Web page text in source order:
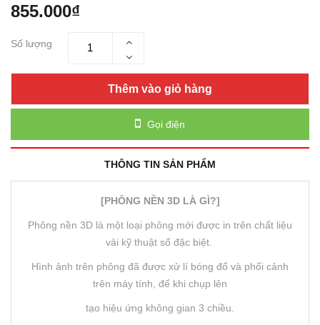
855.000₫
Số lượng
Thêm vào giỏ hàng
Gọi điện
THÔNG TIN SẢN PHẨM
[PHÔNG NỀN 3D LÀ GÌ?]
Phông nền 3D là một loại phông mới được in trên chất liệu
vải kỹ thuật số đặc biệt.
Hình ảnh trên phông đã được xử lí bóng đổ và phối cảnh
trên máy tính, để khi chụp lên
tạo hiệu ứng không gian 3 chiều.